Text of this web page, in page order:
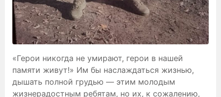
«Герои никогда не умирают, герои в нашей
памяти живут!» Им бы наслаждаться жизнью,
дышать полной грудью — этим молодым
жизнерадостным ребятам, но их, к сожалению,